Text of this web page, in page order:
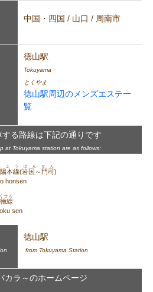
中国・四国 / 山口 / 周南市
徳山駅
Tokuyama
とくやま
徳山駅周辺のメンズエステ一
覧
る路線は下記の通りです
at Tokuyama station are as follows:
本線(岩国～門司)
ようほんせん
honsen
線
せん
sen
徳山駅
from Tokuyama Station
カラ～のホームページ